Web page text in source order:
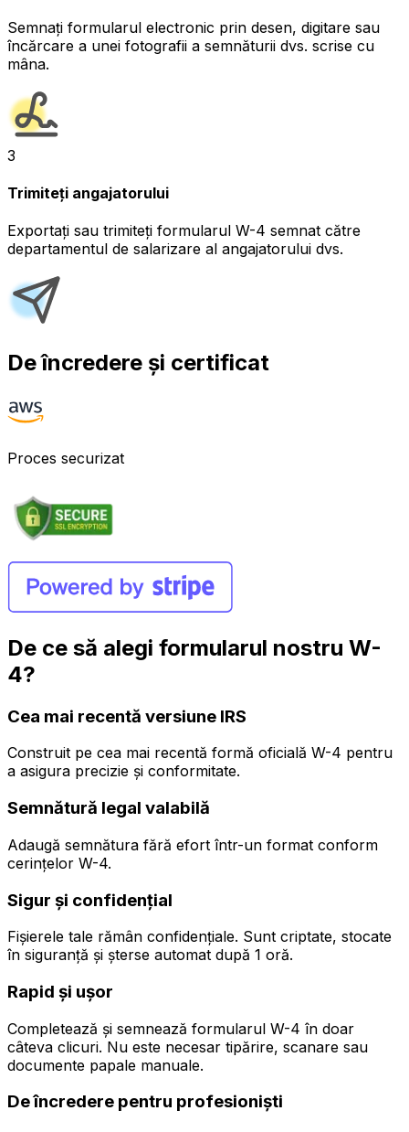
Semnați formularul electronic prin desen, digitare sau
încărcare a unei fotografii a semnăturii dvs. scrise cu
mâna.
3
Trimiteți angajatorului
Exportați sau trimiteți formularul W-4 semnat către
departamentul de salarizare al angajatorului dvs.
De încredere și certificat
Proces securizat
De ce să alegi formularul nostru W-
4?
Cea mai recentă versiune IRS
Construit pe cea mai recentă formă oficială W-4 pentru
a asigura precizie și conformitate.
Semnătură legal valabilă
Adaugă semnătura fără efort într-un format conform
cerințelor W-4.
Sigur și confidențial
Fișierele tale rămân confidențiale. Sunt criptate, stocate
în siguranță și șterse automat după 1 oră.
Rapid și ușor
Completează și semnează formularul W-4 în doar
câteva clicuri. Nu este necesar tipărire, scanare sau
documente papale manuale.
De încredere pentru profesioniști